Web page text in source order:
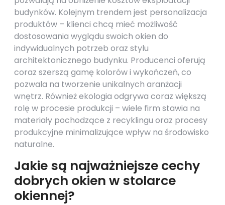
budynków. Kolejnym trendem jest personalizacja
produktów – klienci chcą mieć możliwość
dostosowania wyglądu swoich okien do
indywidualnych potrzeb oraz stylu
architektonicznego budynku. Producenci oferują
coraz szerszą gamę kolorów i wykończeń, co
pozwala na tworzenie unikalnych aranżacji
wnętrz. Również ekologia odgrywa coraz większą
rolę w procesie produkcji – wiele firm stawia na
materiały pochodzące z recyklingu oraz procesy
produkcyjne minimalizujące wpływ na środowisko
naturalne.
Jakie są najważniejsze cechy
dobrych okien w stolarce
okiennej?